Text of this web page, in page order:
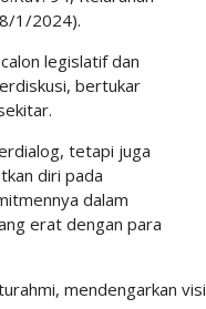
1/2024).
legislatif dan
bertukar
tetapi juga
diri pada
dalam
erat dengan para
mendengarkan visi